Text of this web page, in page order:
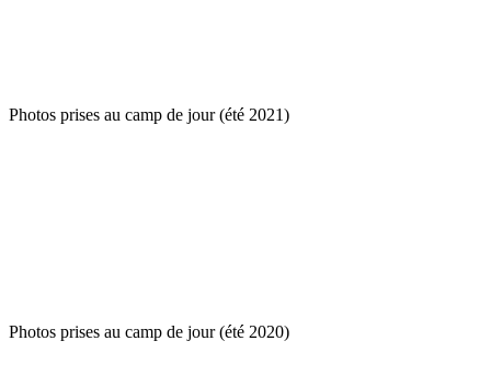
Photos prises au camp de jour (été 2021)
Photos prises au camp de jour (été 2020)